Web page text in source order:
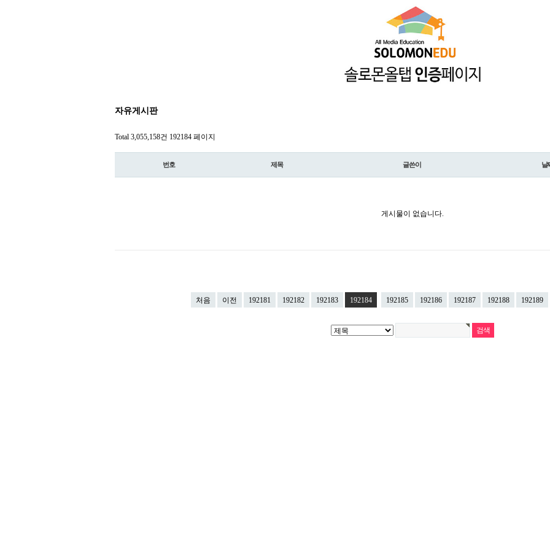
자유게시판
Total 3,055,158건 192184 페이지
번호 제목 글쓴이 날
게시물이 없습니다.
처음 이전 192181 192182 192183 192184 192185 192186 192187 192188 192189